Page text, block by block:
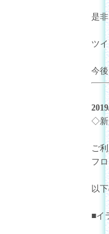
是
ツ
今
◇新
ご
フ
以
■イ